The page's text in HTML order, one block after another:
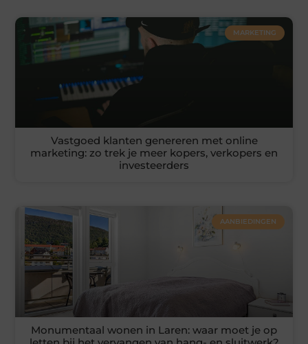
MARKETING
Vastgoed klanten genereren met online
marketing: zo trek je meer kopers, verkopers en
investeerders
AANBIEDINGEN
Monumentaal wonen in Laren: waar moet je op